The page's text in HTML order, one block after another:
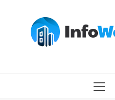
MENU